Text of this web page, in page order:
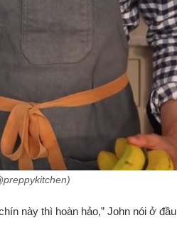
này thì hoàn hảo,” John nói ở đầu